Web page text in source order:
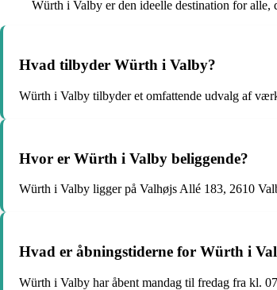
Würth i Valby er den ideelle destination for
Hvad tilbyder Würth i Valby?
Würth i Valby tilbyder et omfattende udvalg af
Hvor er Würth i Valby beliggende?
Würth i Valby ligger på Valhøjs Allé 183, 2610
Hvad er åbningstiderne for Würth i
Würth i Valby har åbent mandag til fredag fra kl.